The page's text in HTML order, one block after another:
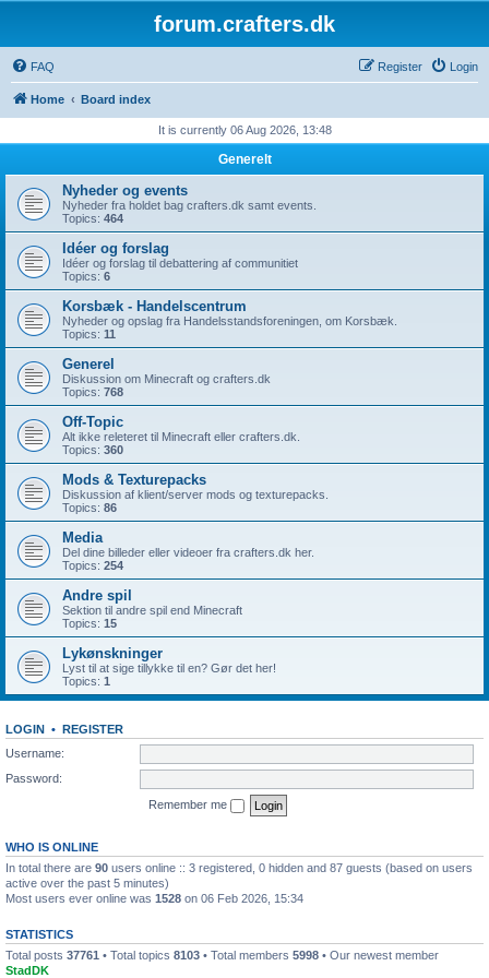
forum.crafters.dk
FAQ Login
Register
Home Board index
It is currently 06 Aug 2026, 13:48
Generelt
Nyheder og events
Nyheder fra holdet bag crafters.dk samt events.
Topics: 464
Idéer og forslag
Idéer og forslag til debattering af communitiet
Topics: 6
Korsbæk - Handelscentrum
Nyheder og opslag fra Handelsstandsforeningen, om Korsbæk.
Topics: 11
Generel
Diskussion om Minecraft og crafters.dk
Topics: 768
Off-Topic
Alt ikke releteret til Minecraft eller crafters.dk.
Topics: 360
Mods & Texturepacks
Diskussion af klient/server mods og texturepacks.
Topics: 86
Media
Del dine billeder eller videoer fra crafters.dk her.
Topics: 254
Andre spil
Sektion til andre spil end Minecraft
Topics: 15
Lykønskninger
Lyst til at sige tillykke til en? Gør det her!
Topics: 1
LOGIN • REGISTER
Username:
Password:
Remember me
WHO IS ONLINE
In total there are 90 users online :: 3 registered, 0 hidden and 87 guests (based on users
active over the past 5 minutes)
Most users ever online was 1528 on 06 Feb 2026, 15:34
STATISTICS
Total posts 37761 • Total topics 8103 • Total members 5998 • Our newest member
StadDK